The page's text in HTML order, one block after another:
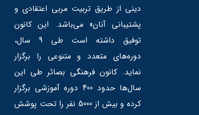
دینی از طریق تربیت مربی اعتقادی و
پشتیبانی آنان» می‌باشد. این کانون
توفیق داشته است طی 9 سال،
دوره‌های متعدد و متنوعی را برگزار
نماید. کانون فرهنگی بصائر طی این
سال‌ها حدود 400 دوره آموزشی برگزار
کرده و بیش از 5000 نفر را تحت پوشش